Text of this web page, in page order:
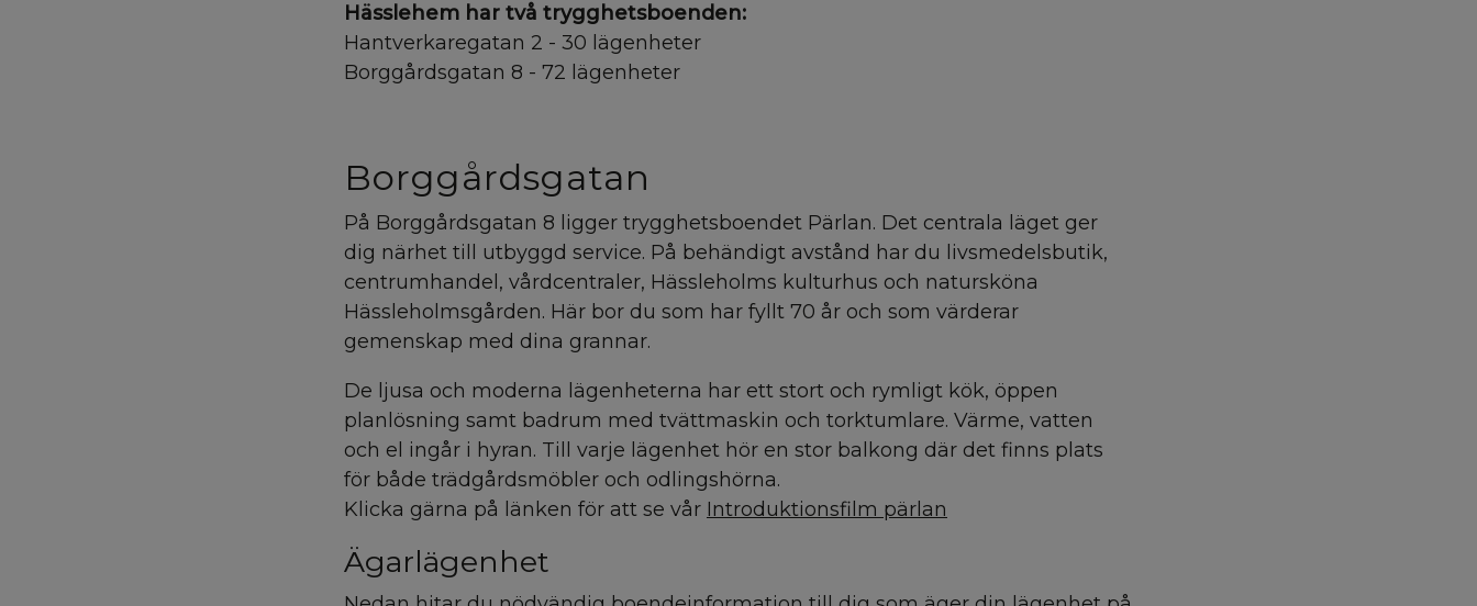
Hässlehem har två trygghetsboenden:
Hantverkaregatan 2 - 30 lägenheter
Borggårdsgatan 8 - 72 lägenheter
Borggårdsgatan
På Borggårdsgatan 8 ligger trygghetsboendet Pärlan. Det centrala läget ger
dig närhet till utbyggd service. På behändigt avstånd har du livsmedelsbutik,
centrumhandel, vårdcentraler, Hässleholms kulturhus och natursköna
Hässleholmsgården. Här bor du som har fyllt 70 år och som värderar
gemenskap med dina grannar.
De ljusa och moderna lägenheterna har ett stort och rymligt kök, öppen
planlösning samt badrum med tvättmaskin och torktumlare. Värme, vatten
och el ingår i hyran. Till varje lägenhet hör en stor balkong där det finns plats
för både trädgårdsmöbler och odlingshörna.
Klicka gärna på länken för att se vår Introduktionsfilm pärlan
Ägarlägenhet